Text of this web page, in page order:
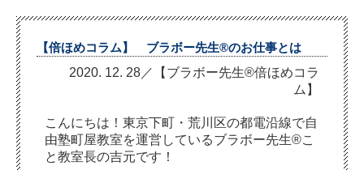
【倍ほめコラム】 ブラボー先生®のお仕事とは
2020. 12. 28／【ブラボー先生®倍ほめコラ
ム】
こんにちは！東京下町・荒川区の都電沿線で自
由塾町屋教室を運営しているブラボー先生®こ
と教室長の吉元です！